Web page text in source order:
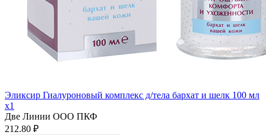
Эликсир Гиалуроновый комплекс д/тела бархат и шелк 100 мл
x1
Две Линии ООО ПКФ
212.80 ₽